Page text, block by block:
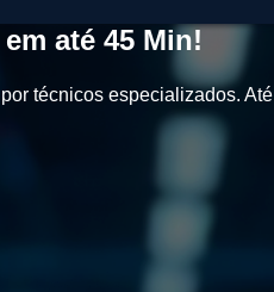
até 45 Min!
técnicos especializados. Até